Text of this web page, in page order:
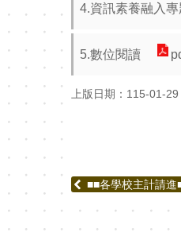
4.資訊素養融入專
5.數位閱讀
上版日期：115-01-29
■■各學校主計請